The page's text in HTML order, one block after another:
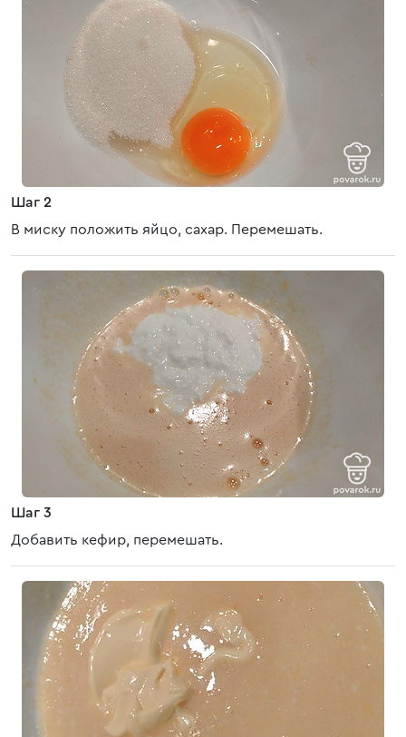
Шаг 2
В миску положить яйцо, сахар. Перемешать.
Шаг 3
Добавить кефир, перемешать.